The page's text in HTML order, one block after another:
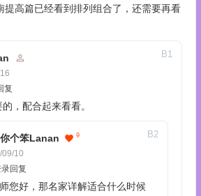
提高篇已经看到排列组合了，还需要再看
B1
复
，配合起来看看。
个笨lanan 9
10
B2
回复
您好，那名家详解适合什么时候